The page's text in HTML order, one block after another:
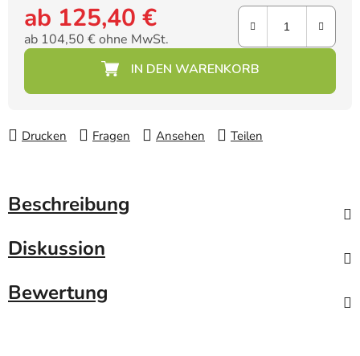
ab 125,40 €
ab 104,50 €ohne MwSt.
Drucken Fragen Ansehen Teilen
Beschreibung
Diskussion
Bewertung